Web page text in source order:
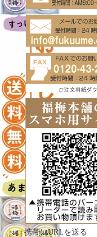
携帯にURLを送る